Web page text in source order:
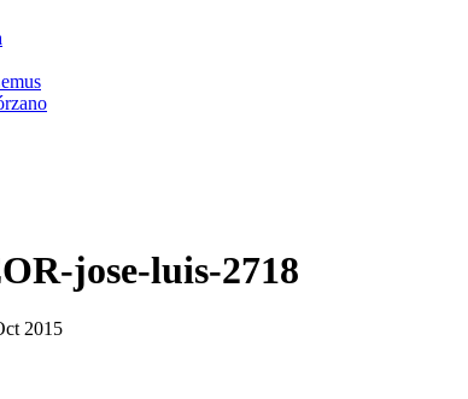
jose-luis-2718
2015